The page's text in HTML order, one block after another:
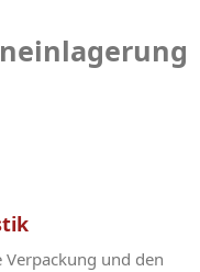
und den